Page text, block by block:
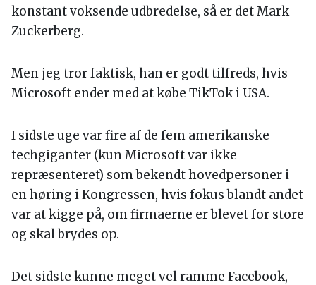
konstant voksende udbredelse, så er det Mark
Zuckerberg.
Men jeg tror faktisk, han er godt tilfreds, hvis
Microsoft ender med at købe TikTok i USA.
I sidste uge var fire af de fem amerikanske
techgiganter (kun Microsoft var ikke
repræsenteret) som bekendt hovedpersoner i
en høring i Kongressen, hvis fokus blandt andet
var at kigge på, om firmaerne er blevet for store
og skal brydes op.
Det sidste kunne meget vel ramme Facebook,